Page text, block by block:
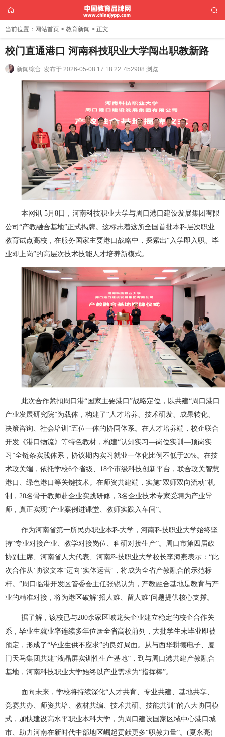
当前位置： 网站首页 > 教育新闻 > 正文
校门直通港口 河南科技职业大学闯出职教新路
新闻综合 .发布于 2026-05-08 17:18:22 452908 浏览
本网讯 5月8日，河南科技职业大学与周口港口建设发展集团有限
公司“产教融合基地”正式揭牌。这标志着这所全国首批本科层次职业
教育试点高校，在服务国家主要港口战略中，探索出“入学即入职、毕
业即上岗”的高层次技术技能人才培养新模式。
此次合作紧扣周口港“国家主要港口”战略定位，以共建“周口港口
产业发展研究院”为载体，构建了“人才培养、技术研发、成果转化、
决策咨询、社会培训”五位一体的协同体系。在人才培养端，校企联合
开发《港口物流》等特色教材，构建“认知实习—岗位实训—顶岗实
习”全链条实践体系，协议期内实习就业一体化比例不低于20%。在技
术攻关端，依托学校6个省级、18个市级科技创新平台，联合攻关智慧
港口、绿色港口等关键技术。在师资共建端，实施“双师双向流动”机
制，20名骨干教师赴企业实践研修，3名企业技术专家受聘为产业导
师，真正实现“产业案例进课堂、教师实践入车间”。
作为河南省第一所民办职业本科大学，河南科技职业大学始终坚
持“专业对接产业、教学对接岗位、科研对接生产”。周口市第四届政
协副主席、河南省人大代表、河南科技职业大学校长李海燕表示：“此
次合作从‘协议文本’迈向‘实体运营’，将成为全省产教融合的示范标
杆。”周口临港开发区管委会主任张锐认为，产教融合基地是教育与产
业的精准对接，将为港区破解‘招人难、留人难’问题提供核心支撑。
据了解，该校已与200余家区域龙头企业建立稳定的校企合作关
系，毕业生就业率连续多年位居全省高校前列，大批学生未毕业即被
预定，形成了“毕业生供不应求”的良好局面。从与西华耕德电子、厦
门天马集团共建“液晶屏实训性生产基地”，到与周口港共建产教融合
基地，河南科技职业大学始终以产业需求为“指挥棒”。
面向未来，学校将持续深化“人才共育、专业共建、基地共享、
竞赛共办、师资共培、教材共编、技术共研、技能共训”的八大协同模
式，加快建设高水平职业本科大学，为周口建设国家区域中心港口城
市、助力河南在新时代中部地区崛起贡献更多“职教力量”。(夏永亮)